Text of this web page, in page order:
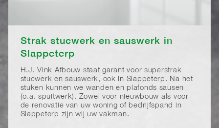
Strak stucwerk en sauswerk in
Slappeterp
H.J. Vink Afbouw staat garant voor superstrak
stucwerk en sauswerk, ook in Slappeterp. Na het
stuken kunnen we wanden en plafonds sausen
(o.a. spuitwerk). Zowel voor nieuwbouw als voor
de renovatie van uw woning of bedrijfspand in
Slappeterp zijn wij uw vakman.